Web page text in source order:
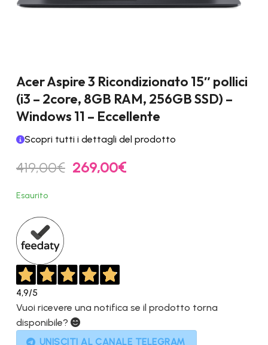
Acer Aspire 3 Ricondizionato 15″ pollici
(i3 – 2core, 8GB RAM, 256GB SSD) –
Windows 11 – Eccellente
Scopri tutti i dettagli del prodotto
419,00€ Il
prezzo
269,00€Il
Esaurito
4,9/5
Vuoi ricevere una notifica se il prodotto torna
disponibile?
UNISCITI AL CANALE TELEGRAM